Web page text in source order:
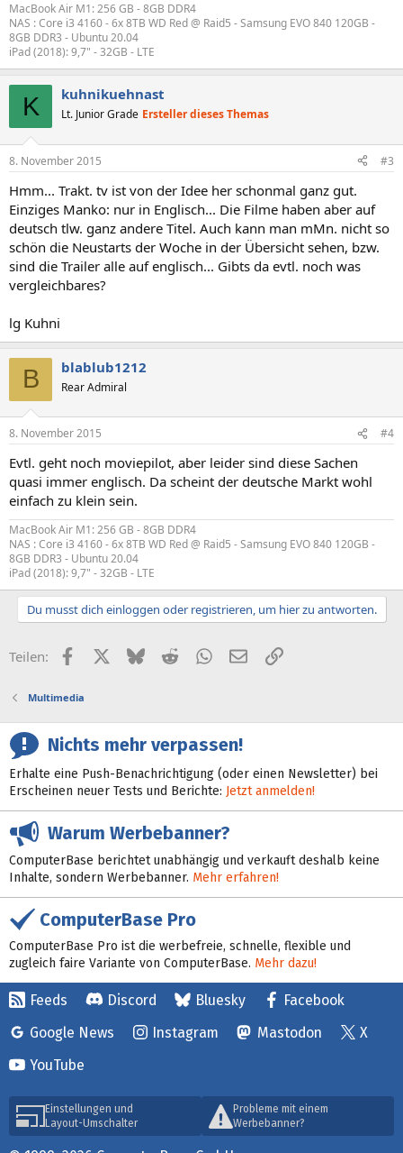
MacBook Air M1: 256 GB - 8GB DDR4
NAS : Core i3 4160 - 6x 8TB WD Red @ Raid5 - Samsung EVO 840 120GB -
8GB DDR3 - Ubuntu 20.04
iPad (2018): 9,7" - 32GB - LTE
K kuhnikuehnast
Lt. Junior Grade Ersteller dieses Themas
8. November 2015 #3
Hmm... Trakt. tv ist von der Idee her schonmal ganz gut.
Einziges Manko: nur in Englisch... Die Filme haben aber auf
deutsch tlw. ganz andere Titel. Auch kann man mMn. nicht so
schön die Neustarts der Woche in der Übersicht sehen, bzw.
sind die Trailer alle auf englisch... Gibts da evtl. noch was
vergleichbares?
lg Kuhni
B blablub1212
Rear Admiral
8. November 2015 #4
Evtl. geht noch moviepilot, aber leider sind diese Sachen
quasi immer englisch. Da scheint der deutsche Markt wohl
einfach zu klein sein.
MacBook Air M1: 256 GB - 8GB DDR4
NAS : Core i3 4160 - 6x 8TB WD Red @ Raid5 - Samsung EVO 840 120GB -
8GB DDR3 - Ubuntu 20.04
iPad (2018): 9,7" - 32GB - LTE
Du musst dich einloggen oder registrieren, um hier zu antworten.
Teilen: FacebookX (Twitter)
BlueskyRedditWhatsApp
E-MailLink
Multimedia
Nichts mehr verpassen!
Erhalte eine Push-Benachrichtigung (oder einen Newsletter) bei
Erscheinen neuer Tests und Berichte: Jetzt anmelden!
Warum Werbebanner?
ComputerBase berichtet unabhängig und verkauft deshalb keine
Inhalte, sondern Werbebanner. Mehr erfahren!
ComputerBase Pro
ComputerBase Pro ist die werbefreie, schnelle, flexible und
zugleich faire Variante von ComputerBase. Mehr dazu!
Feeds Discord Bluesky
Facebook
Google News
Instagram Mastodon
X
YouTube
Einstellungen und
Layout-Umschalter
Probleme mit einem
Werbebanner?